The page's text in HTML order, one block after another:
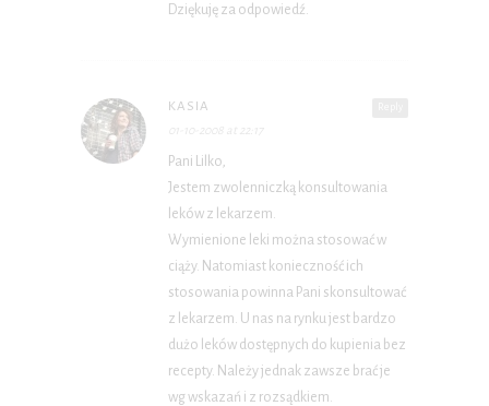
Dziękuję za odpowiedź.
KASIA
Pani Lilko,
Jestem zwolenniczką konsultowania
leków z lekarzem.
Wymienione leki można stosować w
ciąży. Natomiast konieczność ich
stosowania powinna Pani skonsultować
z lekarzem. U nas na rynku jest bardzo
dużo leków dostępnych do kupienia bez
recepty. Należy jednak zawsze brać je
wg wskazań i z rozsądkiem.